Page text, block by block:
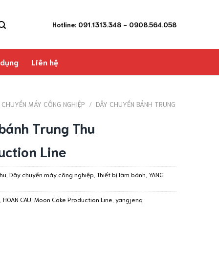
Hotline: 091.1313.348 - 0908.564.058
Liên hệ
CHUYỀN MÁY CÔNG NGHIỆP / DÂY CHUYỀN BÁNH TRUNG
Trung Thu
Line
Dây chuyền máy công nghiệp Thiết bị làm bánh YANG
HOAN CAU Moon Cake Production Line yangjenq